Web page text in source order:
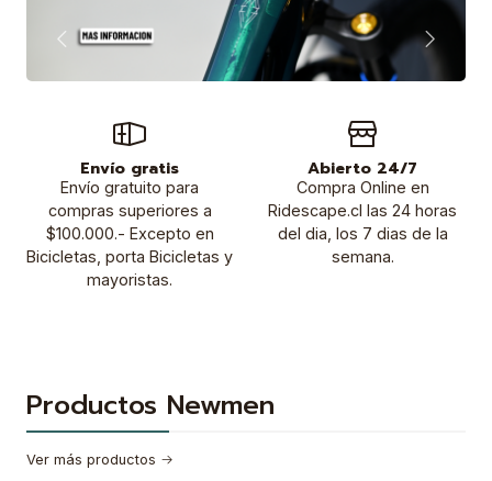
Envío gratis
Envío gratuito para
compras superiores a
$100.000.- Excepto en
Bicicletas, porta Bicicletas y
mayoristas.
Abierto 24/7
Compra Online en
Ridescape.cl las 24 horas
del dia, los 7 dias de la
semana.
Productos Newmen
Ver más productos